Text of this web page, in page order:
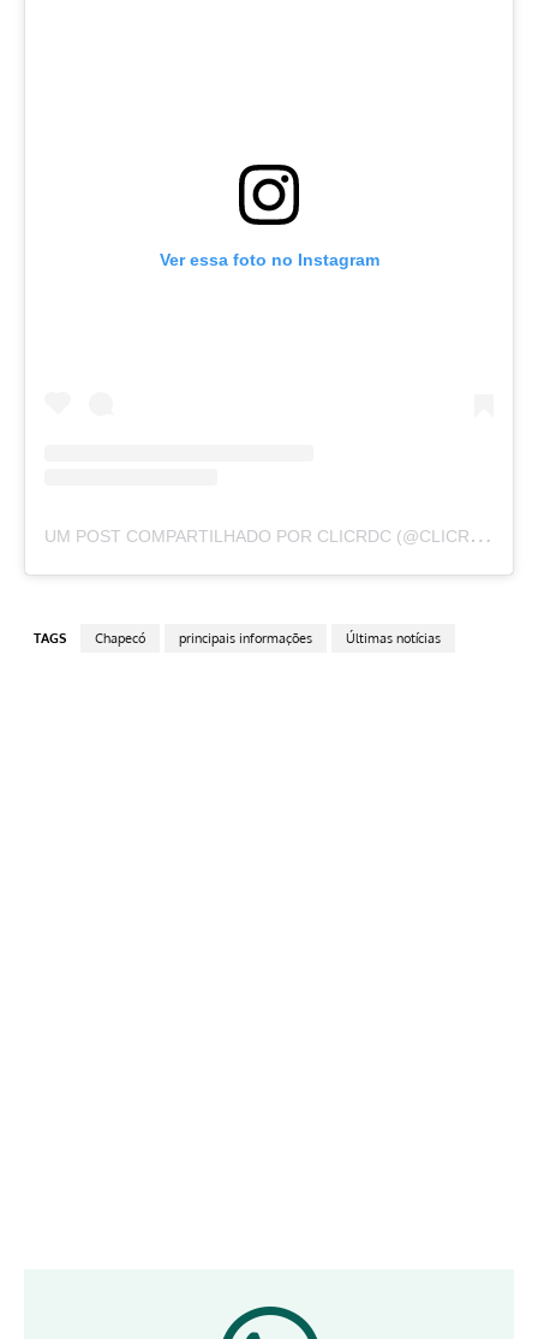
Ver essa foto no Instagram
U
M POST COMPARTILHADO POR CLICRDC (@CLICRDC)
TAGS Chapecó principais informações Últimas notícias